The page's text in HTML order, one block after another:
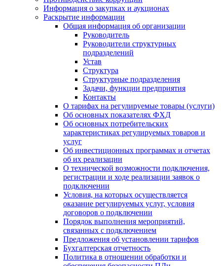
Информация о закупках и аукционах
Раскрытие информации
Общая информация об организации
Руководитель
Руководители структурных
подразделений
Устав
Структура
Структурные подразделения
Задачи, функции предприятия
Контакты
О тарифах на регулируемые товары (услуги)
Об основных показателях ФХД
Об основных потребительских
характеристиках регулируемых товаров и
услуг
Об инвестиционных программах и отчетах
об их реализации
О технической возможности подключения,
регистрации и ходе реализации заявок о
подключении
Условия, на которых осуществляется
оказание регулируемых услуг, условия
договоров о подключении
Порядок выполнения мероприятий,
связанных с подключением
Предложения об установлении тарифов
Бухгалтерская отчетность
Политика в отношении обработки и